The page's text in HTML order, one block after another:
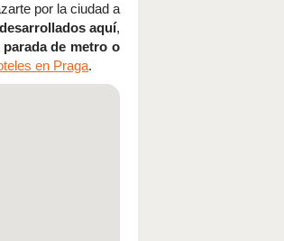
por la ciudad a
aquí,
de metro o
en Praga.